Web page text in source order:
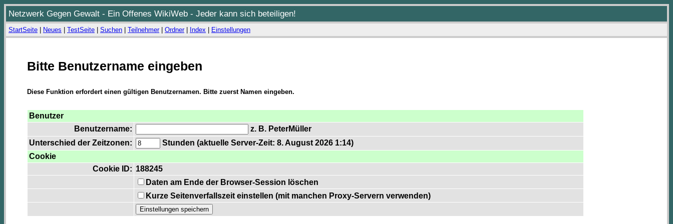
Netzwerk Gegen Gewalt - Ein Offenes WikiWeb - Jeder kann sich beteiligen!
StartSeite Neues TestSeite Suchen Teilnehmer| Ordner| Index Einstellungen
Bitte Benutzername eingeben
Diese Funktion erfordert einen gültigen Benutzernamen. Bitte zuerst Namen eingeben.
Benutzer
Benutzername:
z. B. PeterMüller
Unterschied der Zeitzonen:
Stunden (aktuelle Server-Zeit: 8. August 2026 1:14)
Cookie
Cookie ID: 188245
Daten am Ende der Browser-Session löschen
Kurze Seitenverfallszeit einstellen (mit manchen Proxy-Servern verwenden)